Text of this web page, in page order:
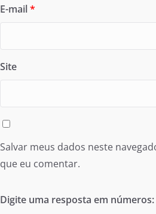
E-mail*
Site
Salvar meus dados neste
que eu comentar.
Digite uma resposta em números: